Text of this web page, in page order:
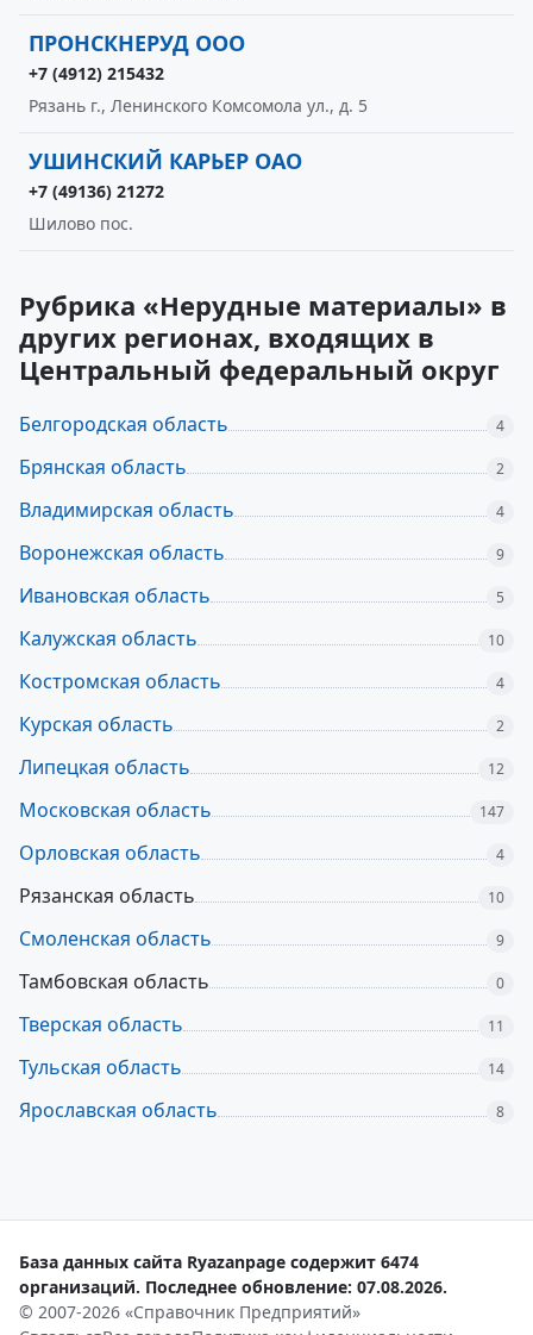
ПРОНСКНЕРУД ООО
+7 (4912) 215432
Рязань г., Ленинского Комсомола ул., д. 5
УШИНСКИЙ КАРЬЕР ОАО
+7 (49136) 21272
Шилово пос.
Рубрика «Нерудные материалы» в
других регионах, входящих в
Центральный федеральный округ
Белгородская область 4
Брянская область 2
Владимирская область 4
Воронежская область 9
Ивановская область 5
Калужская область 10
Костромская область 4
Курская область 2
Липецкая область 12
Московская область 147
Орловская область 4
Рязанская область 10
Смоленская область 9
Тамбовская область 0
Тверская область 11
Тульская область 14
Ярославская область 8
База данных сайта Ryazanpage содержит 6474
организаций. Последнее обновление: 07.08.2026.
© 2007-2026 «Справочник Предприятий»